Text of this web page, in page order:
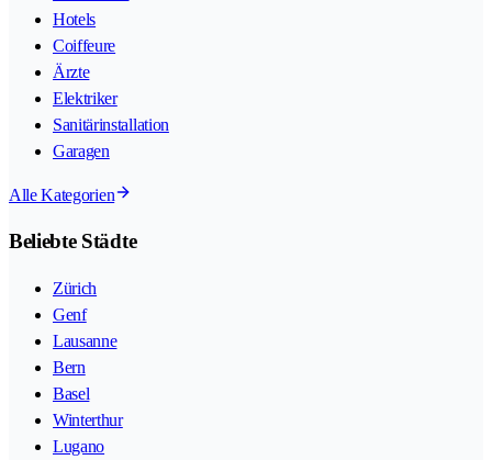
Hotels
Coiffeure
Ärzte
Elektriker
Sanitärinstallation
Garagen
Alle Kategorien
Beliebte Städte
Zürich
Genf
Lausanne
Bern
Basel
Winterthur
Lugano